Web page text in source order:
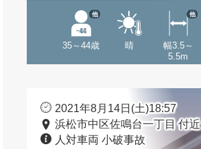
35～44歳
他
晴
幅3.5～
5.5m
他
2021年8月14日(土)18:57
浜松市中区佐鳴台一丁目 付近
人対車両 小破事故